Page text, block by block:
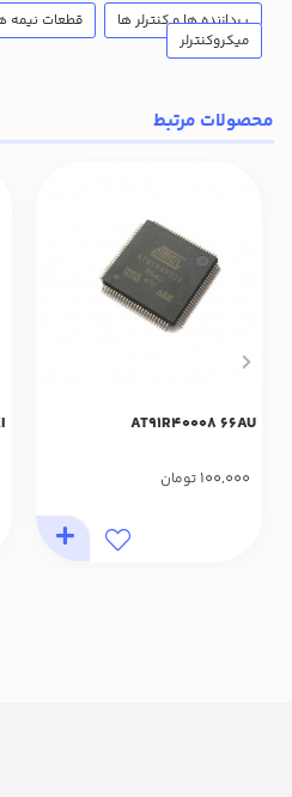
پردازنده ها و کنترلر ها
قطعات نیمه
میکروکنترلر
محصولات مرتبط
AT91R40008 66AU
100,000 تومان